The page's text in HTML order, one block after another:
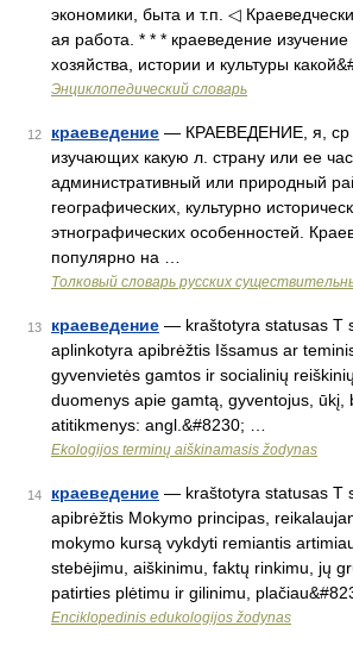
экономики, быта и т.п. ◁
ая работа. * * * краеведение
хозяйства, истории и культуры
Энциклопедический словарь
12 краеведение — КРАЕВЕДЕНИЕ, я, ср
изучающих какую л. страну или ее
административный или природный
географических, культурно
этнографических особенностей.
популярно на …
Толковый словарь русских
13 краеведение — kraštotyra statusas T
aplinkotyra apibrėžtis Išsamus ar
gyvenvietės gamtos ir socialinių
duomenys apie gamtą, gyventojus, ūkį,
atitikmenys: angl.&#8230; …
Ekologijos terminų aiškinamasis žodynas
14 краеведение — kraštotyra statusas T
apibrėžtis Mokymo principas,
mokymo kursą vykdyti remiantis
stebėjimu, aiškinimu, faktų rinkimu, jų
patirties plėtimu ir gilinimu,
Enciklopedinis edukologijos žodynas